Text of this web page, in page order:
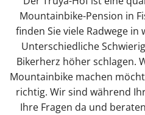
Mountainbike-Pension in
finden Sie viele Radwege
Unterschiedliche
Bikerherz höher schlagen.
Mountainbike machen
richtig. Wir sind während
Ihre Fragen da und